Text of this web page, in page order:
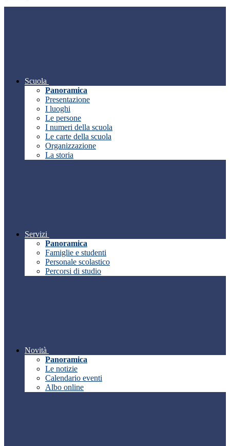
Scuola
Panoramica
Presentazione
I luoghi
Le persone
I numeri della scuola
Le carte della scuola
Organizzazione
La storia
Servizi
Panoramica
Famiglie e studenti
Personale scolastico
Percorsi di studio
Novità
Panoramica
Le notizie
Calendario eventi
Albo online